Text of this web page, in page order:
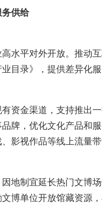
供给
高水平对外开放。推
业目录》，提供差异
有资金渠道，支持推
牌，优化文化产品和
影视作品等线上流量
因地制宜延长热门文
博单位开放馆藏资源